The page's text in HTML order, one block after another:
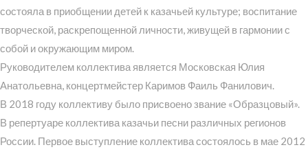
состояла в приобщении детей к казачьей культуре; воспитание
творческой, раскрепощенной личности, живущей в гармонии с
собой и окружающим миром.
Руководителем коллектива является Московская Юлия
Анатольевна, концертмейстер Каримов Фаиль Фанилович.
В 2018 году коллективу было присвоено звание «Образцовый».
В репертуаре коллектива казачьи песни различных регионов
России. Первое выступление коллектива состоялось в мае 2012